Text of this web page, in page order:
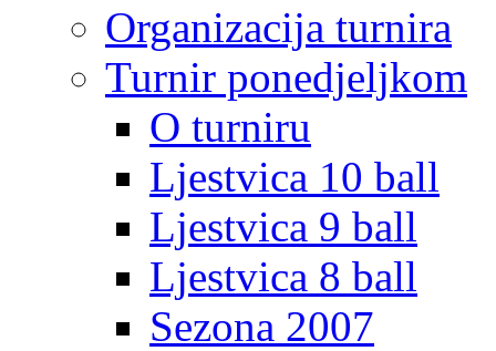
Organizacija turnira
Turnir ponedjeljkom
O turniru
Ljestvica 10 ball
Ljestvica 9 ball
Ljestvica 8 ball
Sezona 2007